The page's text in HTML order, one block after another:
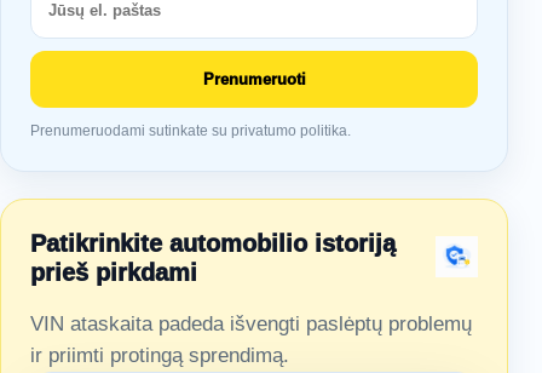
Prenumeruoti
Prenumeruodami sutinkate su privatumo politika.
Patikrinkite automobilio istoriją
prieš pirkdami
VIN ataskaita padeda išvengti paslėptų problemų
ir priimti protingą sprendimą.